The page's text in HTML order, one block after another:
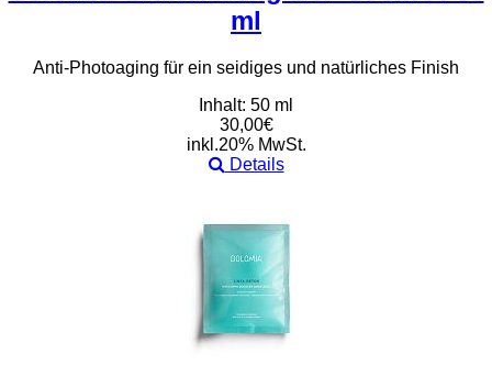
ml
Anti-Photoaging für ein seidiges und natürliches Finish
Inhalt: 50 ml
30,00€
inkl.20% MwSt.
Details